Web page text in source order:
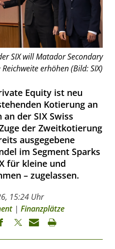
SIX will Matador Secondary
erhöhen (Bild: SIX)
Equity ist neu
Kotierung an
an der SIX Swiss
der Zweitkotierung
ausgegebene
im Segment Sparks
für kleine und
– zugelassen.
15:24 Uhr
| Finanzplätze